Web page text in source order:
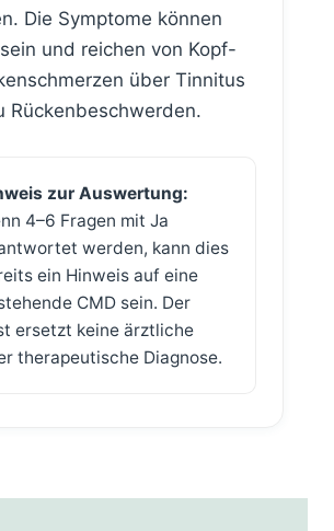
Die Symptome können
und reichen von Kopf-
über Tinnitus
Rückenbeschwerden.
zur Auswertung:
4–6 Fragen mit Ja
werden, kann dies
ein Hinweis auf eine
CMD sein. Der
ersetzt keine ärztliche
therapeutische Diagnose.